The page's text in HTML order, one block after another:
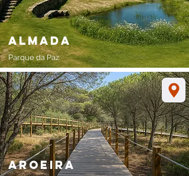
almada
Parque da Paz
aroeira